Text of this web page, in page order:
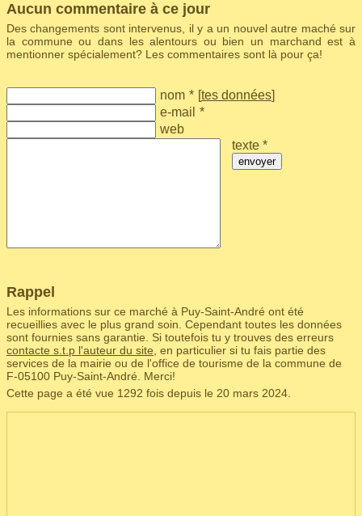
Aucun commentaire à ce jour
Des changements sont intervenus, il y a un nouvel autre maché sur
la commune ou dans les alentours ou bien un marchand est à
mentionner spécialement? Les commentaires sont là pour ça!
nom * [tes données]
e-mail *
web
texte *
envoyer
Rappel
Les informations sur ce marché à Puy-Saint-André ont été
recueillies avec le plus grand soin. Cependant toutes les données
sont fournies sans garantie. Si toutefois tu y trouves des erreurs
contacte s.t.p l'auteur du site , en particulier si tu fais partie des
services de la mairie ou de l'office de tourisme de la commune de
F‑05100 Puy-Saint-André. Merci!
Cette page a été vue 1292 fois depuis le 20 mars 2024.